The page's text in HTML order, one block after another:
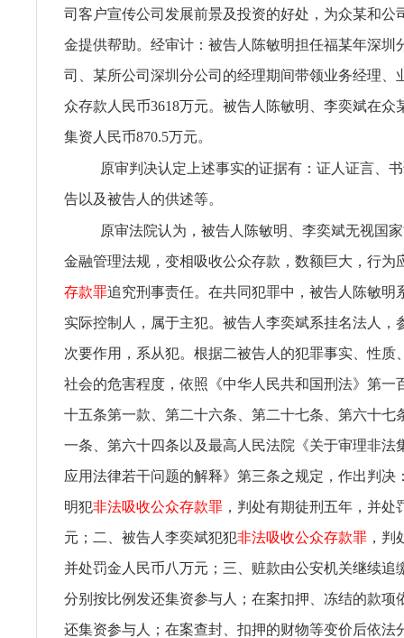
司客户宣传公司发展前景及投资的好处，为众某和公
金提供帮助。经审计：被告人陈敏明担任福某年深圳
司、某所公司深圳分公司的经理期间带领业务经理、
众存款人民币3618万元。被告人陈敏明、李奕斌在众
集资人民币870.5万元。
原审判决认定上述事实的证据有：证人证言、
告以及被告人的供述等。
原审法院认为，被告人陈敏明、李奕斌无视国
金融管理法规，变相吸收公众存款，数额巨大，行为
存款罪追究刑事责任。在共同犯罪中，被告人陈敏明
实际控制人，属于主犯。被告人李奕斌系挂名法人，
次要作用，系从犯。根据二被告人的犯罪事实、性质
社会的危害程度，依照《中华人民共和国刑法》第一
十五条第一款、第二十六条、第二十七条、第六十七
一条、第六十四条以及最高人民法院《关于审理非法
应用法律若干问题的解释》第三条之规定，作出判决
明犯非法吸收公众存款罪 ，判处有期徒刑五年，并处
元；二、被告人李奕斌犯犯非法吸收公众存款罪 ，判
并处罚金人民币八万元；三、赃款由公安机关继续追
分别按比例发还集资参与人；在案扣押、冻结的款项
还集资参与人；在案查封、扣押的财物等变价后依法